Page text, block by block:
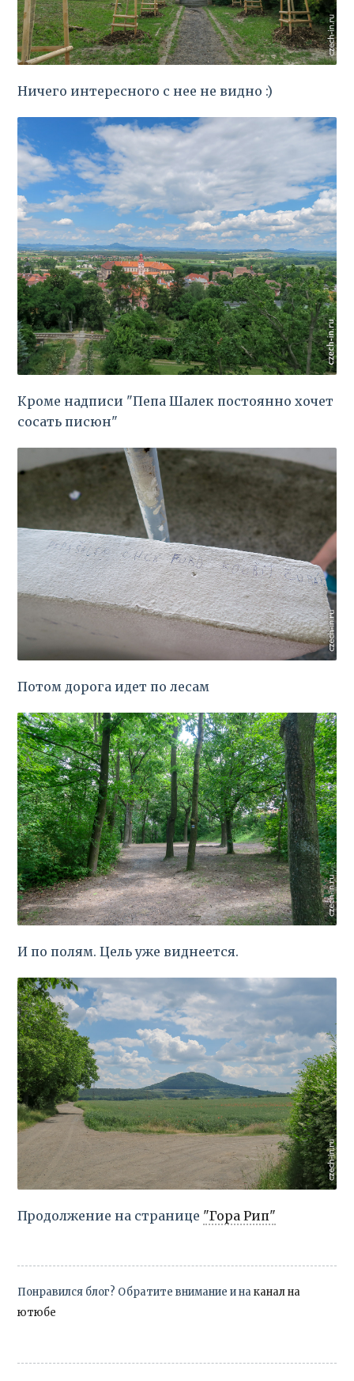
Ничего интересного с нее не видно :)
Кроме надписи "Пепа Шалек постоянно хочет
сосать писюн"
Потом дорога идет по лесам
И по полям. Цель уже виднеется.
Продолжение на странице "Гора Рип"
Понравился блог? Обратите внимание и наканал на
ютюбе